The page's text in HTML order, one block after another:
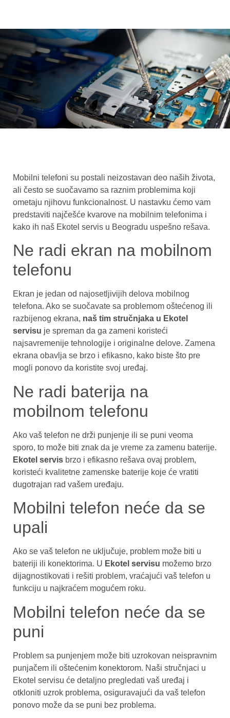
Mobilni telefoni su postali neizostavan deo naših života,
ali često se suočavamo sa raznim problemima koji
ometaju njihovu funkcionalnost. U nastavku ćemo vam
predstaviti najčešće kvarove na mobilnim telefonima i
kako ih naš Ekotel servis u Beogradu uspešno rešava.
Ne radi ekran na mobilnom
telefonu
Ekran je jedan od najosetljivijih delova mobilnog
telefona. Ako se suočavate sa problemom oštećenog ili
razbijenog ekrana, naš tim stručnjaka u Ekotel
servisu je spreman da ga zameni koristeći
najsavremenije tehnologije i originalne delove. Zamena
ekrana obavlja se brzo i efikasno, kako biste što pre
mogli ponovo da koristite svoj uređaj.
Ne radi baterija na
mobilnom telefonu
Ako vaš telefon ne drži punjenje ili se puni veoma
sporo, to može biti znak da je vreme za zamenu baterije.
Ekotel servis brzo i efikasno rešava ovaj problem,
koristeći kvalitetne zamenske baterije koje će vratiti
dugotrajan rad vašem uređaju.
Mobilni telefon neće da se
upali
Ako se vaš telefon ne uključuje, problem može biti u
bateriji ili konektorima. U Ekotel servisu možemo brzo
dijagnostikovati i rešiti problem, vraćajući vaš telefon u
funkciju u najkraćem mogućem roku.
Mobilni telefon neće da se
puni
Problem sa punjenjem može biti uzrokovan neispravnim
punjačem ili oštećenim konektorom. Naši stručnjaci u
Ekotel servisu će detaljno pregledati vaš uređaj i
otkloniti uzrok problema, osiguravajući da vaš telefon
ponovo može da se puni bez problema.